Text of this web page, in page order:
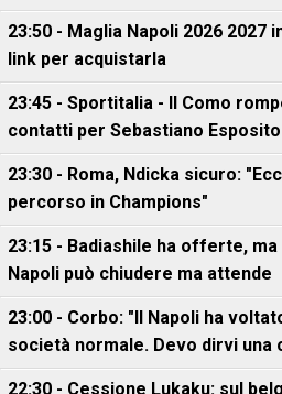
23:50 - Maglia Napoli 2026 2027
link per acquistarla
23:45 - Sportitalia - Il Como
contatti per Sebastiano Esposito
23:30 - Roma, Ndicka sicuro:
percorso in Champions"
23:15 - Badiashile ha offerte,
Napoli può chiudere ma attende
23:00 - Corbo: "Il Napoli ha
società normale. Devo dirvi una
22:30 - Cessione Lukaku: sul